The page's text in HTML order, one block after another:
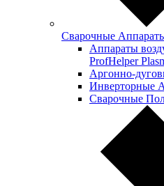
Сварочные
Аппараты
ProfHelper
Аргонно-
Инверторные
Сварочные